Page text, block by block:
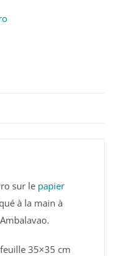
sur le papier
à la main à
35×35 cm